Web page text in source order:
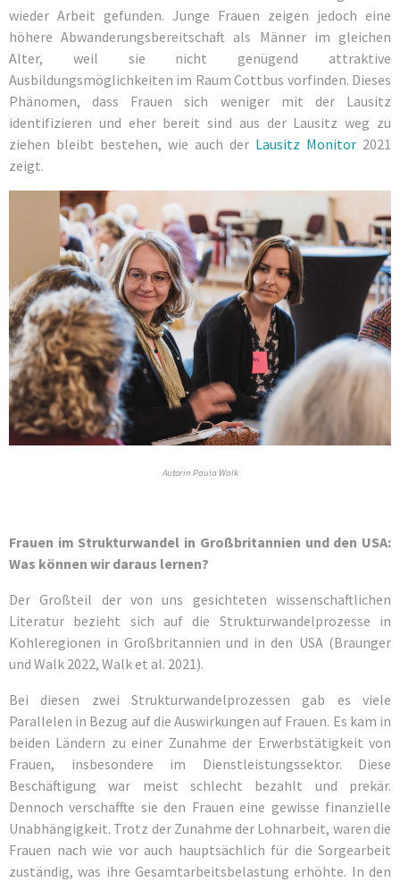
wieder Arbeit gefunden. Junge Frauen zeigen jedoch eine
höhere Abwanderungsbereitschaft als Männer im gleichen
Alter, weil sie nicht genügend attraktive
Ausbildungsmöglichkeiten im Raum Cottbus vorfinden. Dieses
Phänomen, dass Frauen sich weniger mit der Lausitz
identifizieren und eher bereit sind aus der Lausitz weg zu
ziehen bleibt bestehen, wie auch der Lausitz Monitor 2021
zeigt.
Autorin Paula Walk
Frauen im Strukturwandel in Großbritannien und den USA:
Was können wir daraus lernen?
Der Großteil der von uns gesichteten wissenschaftlichen
Literatur bezieht sich auf die Strukturwandelprozesse in
Kohleregionen in Großbritannien und in den USA (Braunger
und Walk 2022, Walk et al. 2021).
Bei diesen zwei Strukturwandelprozessen gab es viele
Parallelen in Bezug auf die Auswirkungen auf Frauen. Es kam in
beiden Ländern zu einer Zunahme der Erwerbstätigkeit von
Frauen, insbesondere im Dienstleistungssektor. Diese
Beschäftigung war meist schlecht bezahlt und prekär.
Dennoch verschaffte sie den Frauen eine gewisse finanzielle
Unabhängigkeit. Trotz der Zunahme der Lohnarbeit, waren die
Frauen nach wie vor auch hauptsächlich für die Sorgearbeit
zuständig, was ihre Gesamtarbeitsbelastung erhöhte. In den